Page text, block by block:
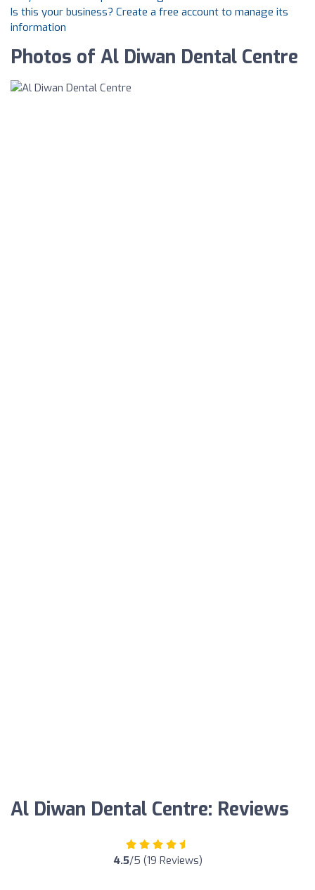
Is this your business? Create a free account to manage its
information
Photos of Al Diwan Dental Centre
Al Diwan Dental Centre: Reviews
4.5/5 (19 Reviews)